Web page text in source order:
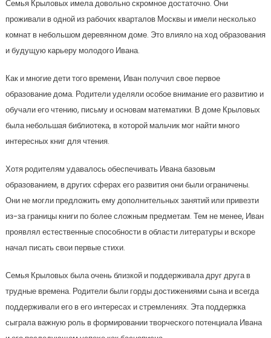
Семья Крыловых имела довольно скромное достаточно. Они
проживали в одной из рабочих кварталов Москвы и имели несколько
комнат в небольшом деревянном доме. Это влияло на ход образования
и будущую карьеру молодого Ивана.
Как и многие дети того времени, Иван получил свое первое
образование дома. Родители уделяли особое внимание его развитию и
обучали его чтению, письму и основам математики. В доме Крыловых
была небольшая библиотека, в которой мальчик мог найти много
интересных книг для чтения.
Хотя родителям удавалось обеспечивать Ивана базовым
образованием, в других сферах его развития они были ограничены.
Они не могли предложить ему дополнительных занятий или привезти
из-за границы книги по более сложным предметам. Тем не менее, Иван
проявлял естественные способности в области литературы и вскоре
начал писать свои первые стихи.
Семья Крыловых была очень близкой и поддерживала друг друга в
трудные времена. Родители были горды достижениями сына и всегда
поддерживали его в его интересах и стремлениях. Эта поддержка
сыграла важную роль в формировании творческого потенциала Ивана